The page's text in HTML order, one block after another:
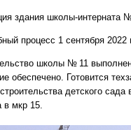
здания школы-интерната
процесс 1 сентября
школы № 11
обеспечено. Готовится
детского
в мкр 15.